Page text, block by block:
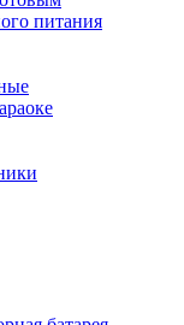
питания